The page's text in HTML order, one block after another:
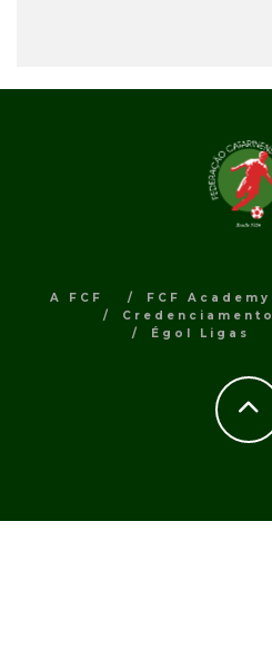
A FCF FCF Academy
Credenciamento
Égol Ligas